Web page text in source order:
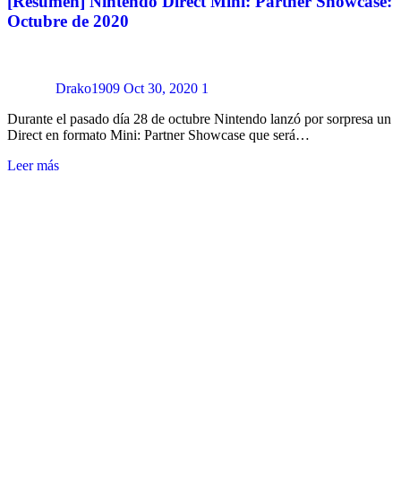
Octubre de 2020
Drako1909 Oct 30, 2020 1
Durante el pasado día 28 de octubre Nintendo lanzó por sorpresa un
Direct en formato Mini: Partner Showcase que será…
Leer más